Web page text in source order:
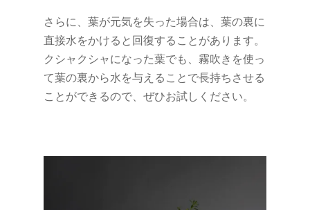
さらに、葉が元気を失った場合は、葉の裏に
直接水をかけると回復することがあります。
クシャクシャになった葉でも、霧吹きを使っ
て葉の裏から水を与えることで長持ちさせる
ことができるので、ぜひお試しください。